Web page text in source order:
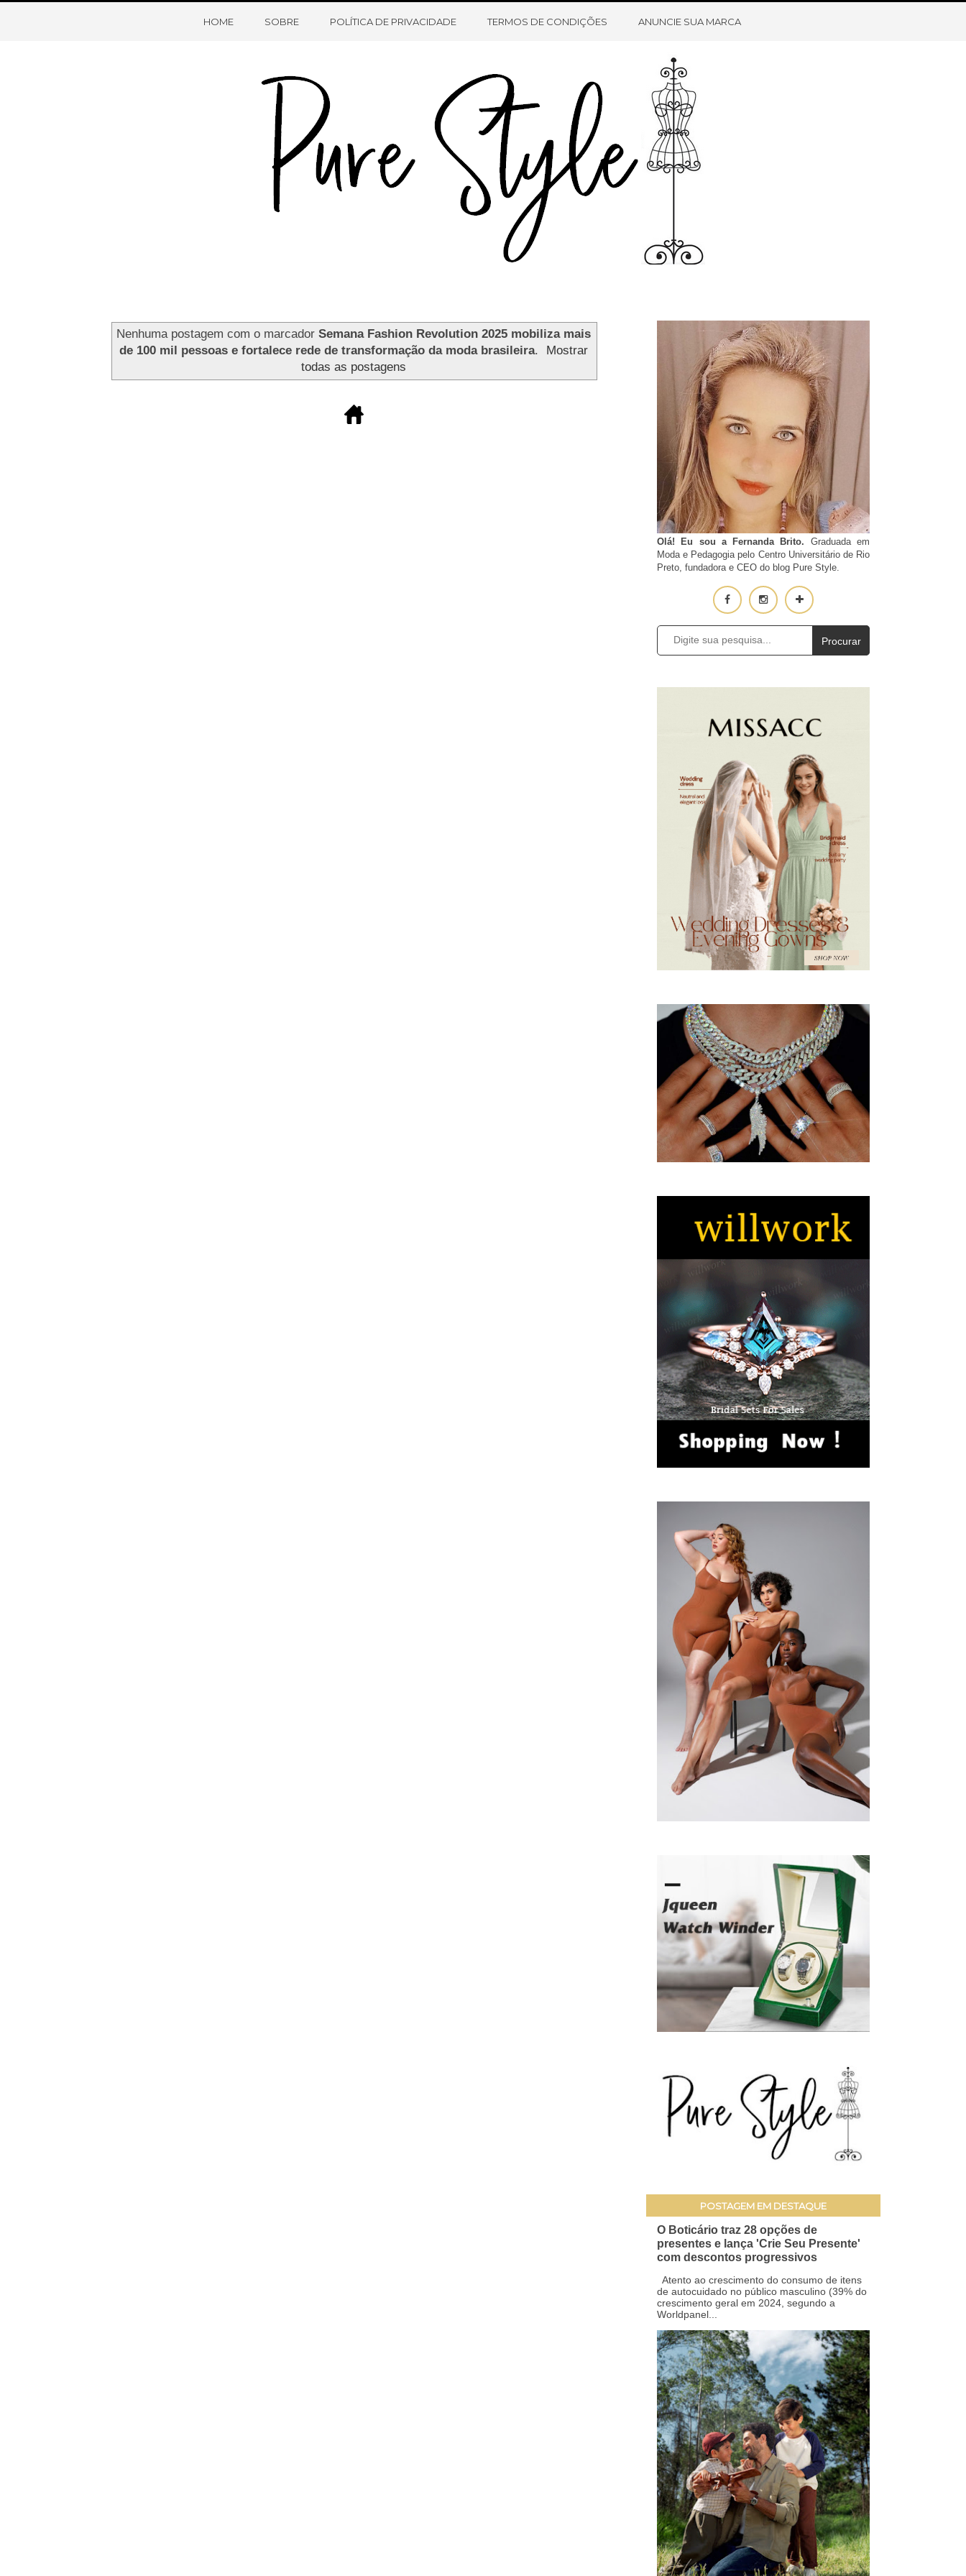
HOME SOBRE O BLOG CONTATO
HOME SOBRE POLÍTICA DE PRIVACIDADE TERMOS DE CONDIÇÕES ANUNCIE SUA MARCA
Nenhuma postagem com o marcador Semana Fashion Revolution 2025 mobiliza mais
de 100 mil pessoas e fortalece rede de transformação da moda brasileira.
Mostrar
todas as postagens
Olá! Eu sou a Fernanda Brito. Graduada em
Moda e Pedagogia pelo Centro Universitário de Rio
Preto, fundadora e CEO do blog Pure Style.
Procurar
POSTAGEM EM DESTAQUE
O Boticário traz 28 opções de
presentes e lança 'Crie Seu Presente'
com descontos progressivos
Atento ao crescimento do consumo de itens
de autocuidado no público masculino (39% do
crescimento geral em 2024, segundo a
Worldpanel...